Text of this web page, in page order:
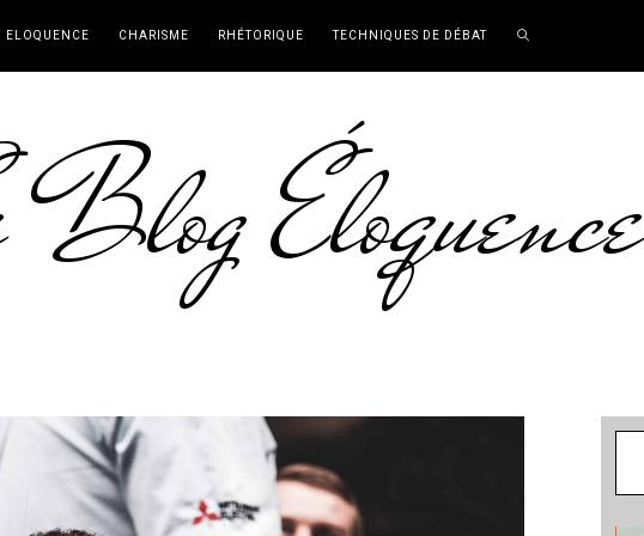
ELOQUENCE CHARISME RHÉTORIQUE TECHNIQUES DE DÉBAT
Éloquence